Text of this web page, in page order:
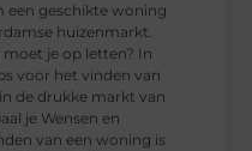
een geschikte woning
huizenmarkt.
je op letten? In
voor het vinden van
de drukke markt van
je Wensen en
van een woning is